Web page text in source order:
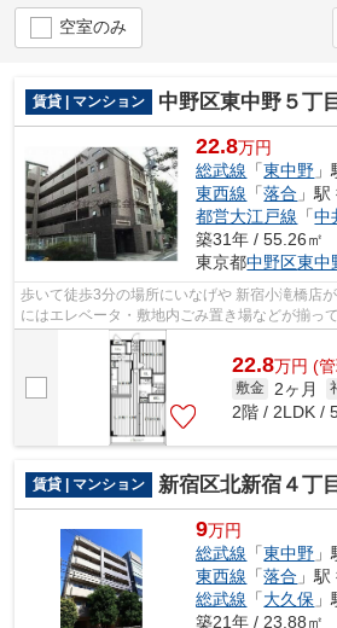
空室のみ
賃貸 | マンション 中野区東中野５丁
22.8万円
総武線 「東中野
東西線 「落合 」
都営大江戸線 「中
築31年 / 55.26㎡
東京都中野区東中
歩いて徒歩3分の場所にいなげや 新宿小滝橋店
にはエレベータ・敷地内ごみ置き場などが揃っ
す。こちらの物件は分譲賃貸マンショ...
22.8万円 (
敷金 2ヶ月
2階 / 2LDK /
賃貸 | マンション 新宿区北新宿４丁
9万円
総武線 「東中野
東西線 「落合 」
総武線 「大久保
築21年 / 23.88㎡